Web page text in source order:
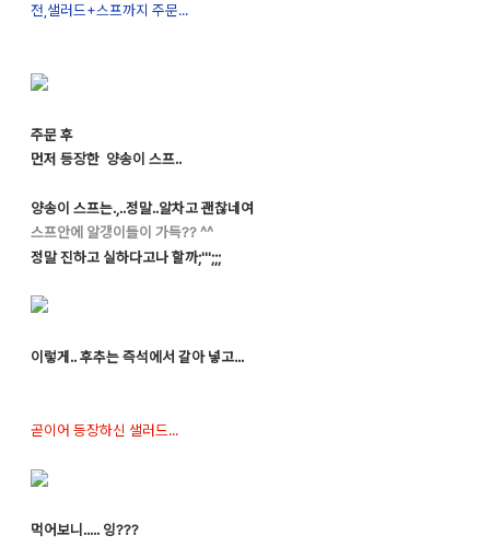
전,샐러드+스프까지 주문...
주문 후
먼저 등장한 양송이 스프..
양송이 스프는.,..정말..알차고 괜찮네여
스프안에 알갱이들이 가득?? ^^
정말 진하고 실하다고나 할까;''';;;
이렇게.. 후추는 즉석에서 갈아 넣고...
곧이어 등장하신 샐러드...
먹어보니..... 잉???